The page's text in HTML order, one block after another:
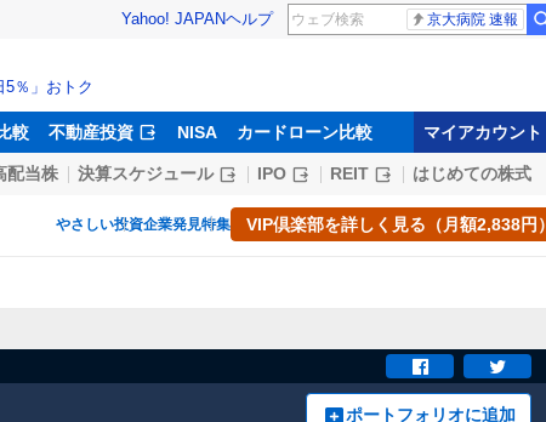
Yahoo! JAPANヘルプ 京大病院 速報
％」おトク
較 不動産投資 NISA カードローン比較 マイアカウント
配当株 決算スケジュール IPO REIT はじめての株式
やさしい投資企業発見特集 VIP倶楽部を詳しく見る（月額2,838円）
ポートフォリオに追加